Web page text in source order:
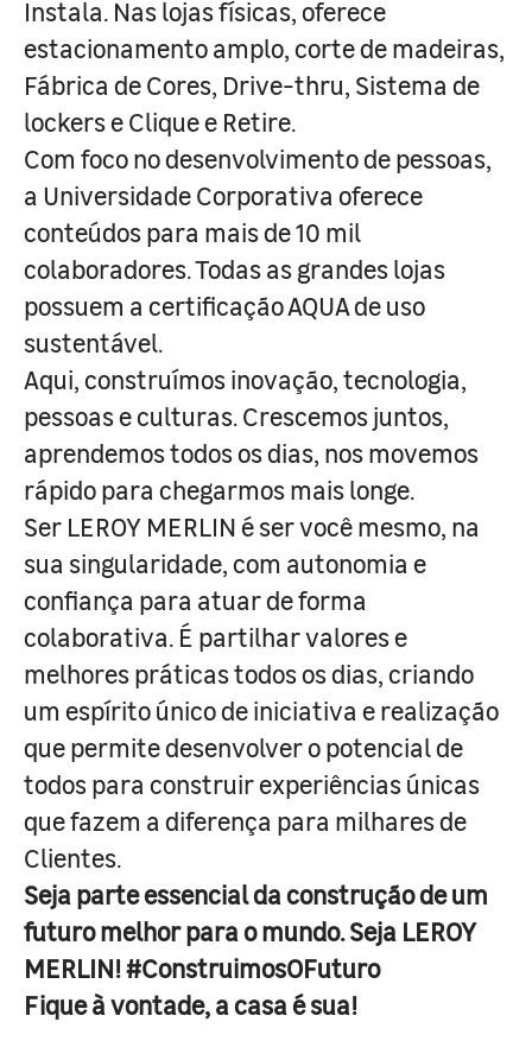
Instala. Nas lojas físicas, oferece
estacionamento amplo, corte de madeiras,
Fábrica de Cores, Drive-thru, Sistema de
lockers e Clique e Retire.
Com foco no desenvolvimento de pessoas,
a Universidade Corporativa oferece
conteúdos para mais de 10 mil
colaboradores. Todas as grandes lojas
possuem a certificação AQUA de uso
sustentável.
Aqui, construímos inovação, tecnologia,
pessoas e culturas. Crescemos juntos,
aprendemos todos os dias, nos movemos
rápido para chegarmos mais longe.
Ser LEROY MERLIN é ser você mesmo, na
sua singularidade, com autonomia e
confiança para atuar de forma
colaborativa. É partilhar valores e
melhores práticas todos os dias, criando
um espírito único de iniciativa e realização
que permite desenvolver o potencial de
todos para construir experiências únicas
que fazem a diferença para milhares de
Clientes.
Seja parte essencial da construção de um
futuro melhor para o mundo. Seja LEROY
MERLIN! #ConstruimosOFuturo
Fique à vontade, a casa é sua!